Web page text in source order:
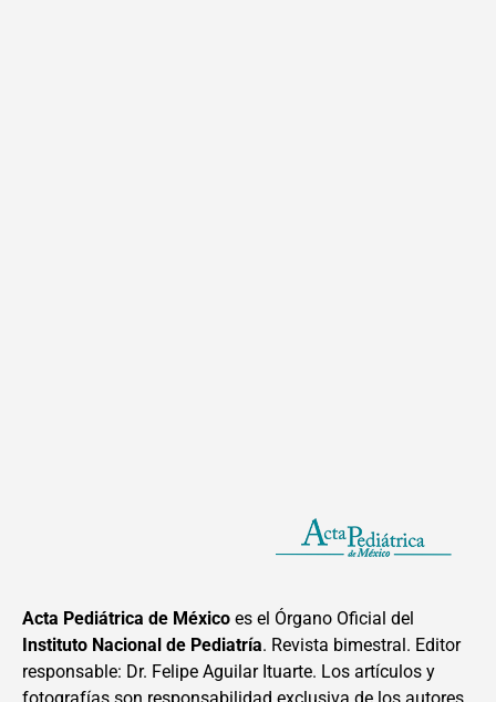
Acta Pediátrica de México es el Órgano Oficial del
Instituto Nacional de Pediatría. Revista bimestral. Editor
responsable: Dr. Felipe Aguilar Ituarte. Los artículos y
fotografías son responsabilidad exclusiva de los autores.